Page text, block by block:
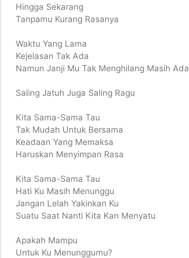
Hingga Sekarang
Tanpamu Kurang Rasanya
Waktu Yang Lama
Kejelasan Tak Ada
Namun Janji Mu Tak Menghilang Masih Ada
Saling Jatuh Juga Saling Ragu
Kita Sama-Sama Tau
Tak Mudah Untuk Bersama
Keadaan Yang Memaksa
Haruskan Menyimpan Rasa
Kita Sama-Sama Tau
Hati Ku Masih Menunggu
Jangan Lelah Yakinkan Ku
Suatu Saat Nanti Kita Kan Menyatu
Apakah Mampu
Untuk Ku Menunggumu?